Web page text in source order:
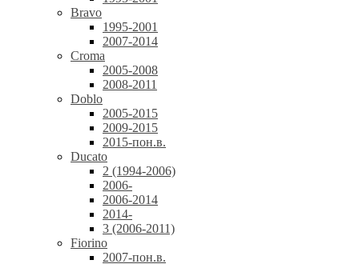
Bravo
1995-2001
2007-2014
Croma
2005-2008
2008-2011
Doblo
2005-2015
2009-2015
2015-пон.в.
Ducato
2 (1994-2006)
2006-
2006-2014
2014-
3 (2006-2011)
Fiorino
2007-пон.в.